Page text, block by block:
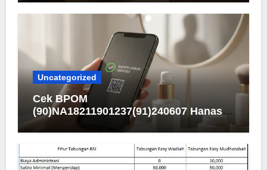
Uncategorized
Cek BPOM
(90)NA18211901237(91)240607 Hanasui
Men Bright Active Serum